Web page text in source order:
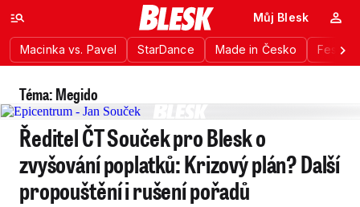
Macinka vs. Pavel StarDance Made in Česko
Můj Blesk
Téma: Megido
Ředitel ČT Souček pro Blesk o
zvyšování poplatků: Krizový plán? Další
propouštění i rušení pořadů